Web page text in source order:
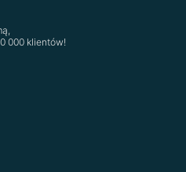
000 klientów!